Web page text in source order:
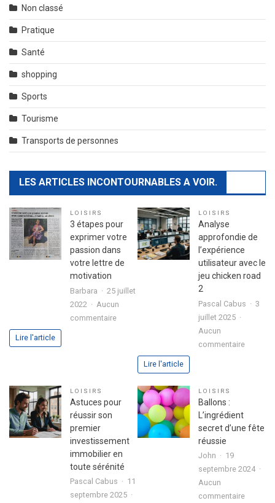
Non classé
Pratique
Santé
shopping
Sports
Tourisme
Transports de personnes
LES ARTICLES INCONTOURNABLES A VOIR.
LOISIRS
3 étapes pour
exprimer votre
passion dans
votre lettre de
motivation
Barbara
25 juillet
2022
Aucun
commentairesur
exprimer
passion
lettre
de
motivation
Lire l'article
LOISIRS
Analyse
approfondie de
l’expérience
utilisateur avec le
jeu chicken road
2
Pascal Cabus
3
juillet 2025
Aucun
commentairesur
avec
chicken
Lire l'article
LOISIRS
Astuces pour
réussir son
premier
investissement
immobilier en
toute sérénité
Pascal Cabus
11
septembre 2025
LOISIRS
Ballons :
L’ingrédient
secret d’une fête
réussie
John
19
septembre 2024
Aucun
commentairesur